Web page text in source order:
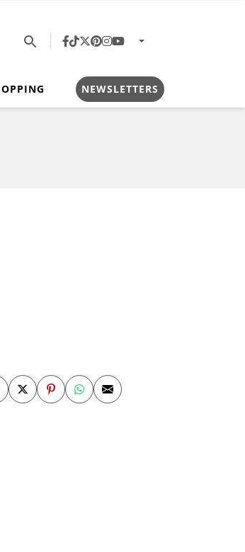
NEWSLETTERS